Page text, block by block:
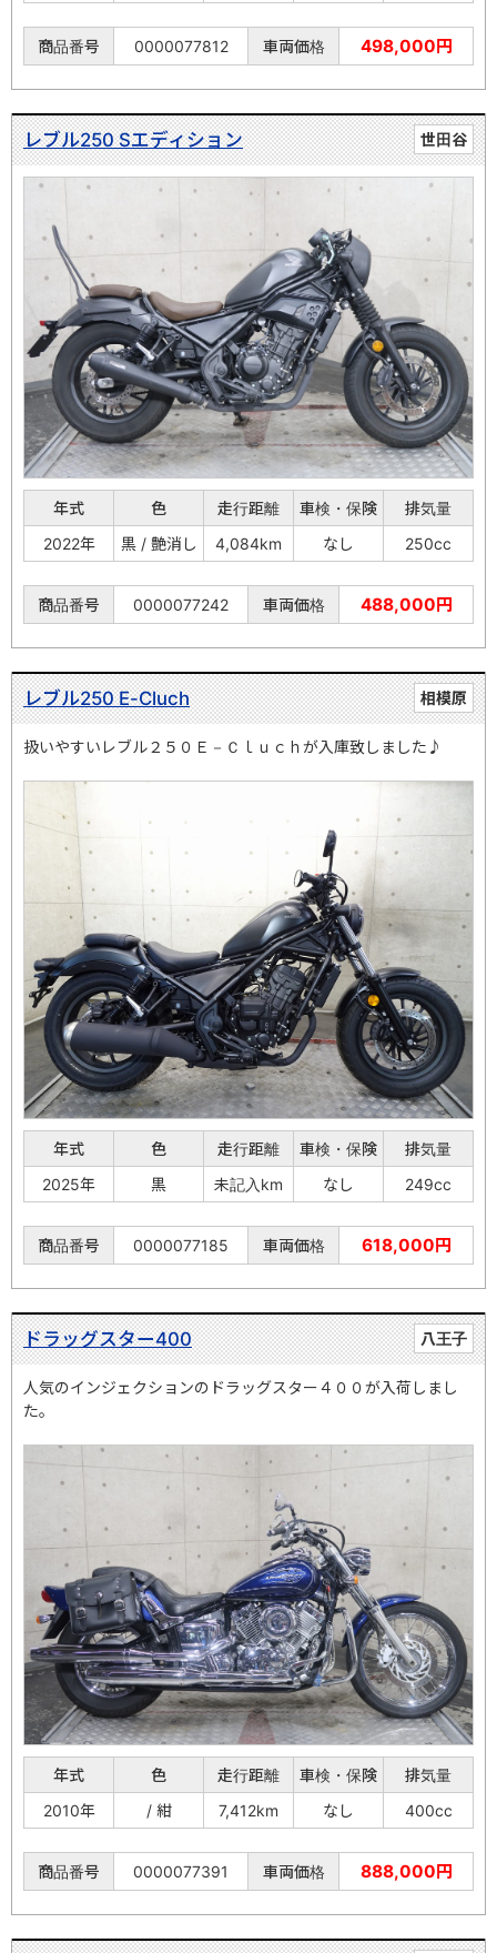
商品番号 0000077812 車両価格 498,000円
世田谷
レブル250 Sエディション
年式 色 走行距離 車検・保険
排気量
2022年
黒 / 艶消し 4,084km なし 250cc
商品番号 0000077242 車両価格 488,000円
相模原
レブル250 E-Cluch
扱いやすいレブル２５０Ｅ－Ｃｌｕｃｈが入庫致しました♪
年式 色 走行距離 車検・保険
排気量
2025年
黒 未記入km なし 249cc
商品番号 0000077185 車両価格 618,000円
八王子
ドラッグスター400
人気のインジェクションのドラッグスター４００が入荷しまし
た。
年式 色 走行距離 車検・保険
排気量
2010年
/ 紺 7,412km なし 400cc
商品番号 0000077391 車両価格 888,000円